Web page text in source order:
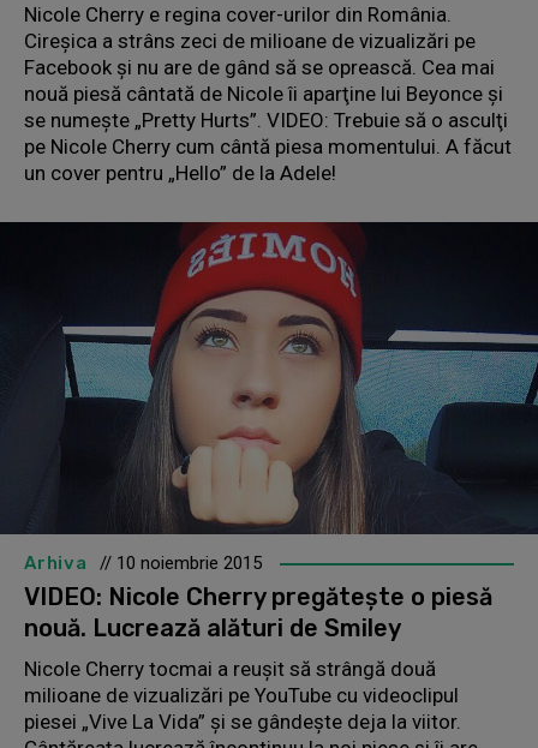
Nicole Cherry e regina cover-urilor din România.
Cireşica a strâns zeci de milioane de vizualizări pe
Facebook şi nu are de gând să se oprească. Cea mai
nouă piesă cântată de Nicole îi aparţine lui Beyonce şi
se numeşte „Pretty Hurts”. VIDEO: Trebuie să o asculţi
pe Nicole Cherry cum cântă piesa momentului. A făcut
un cover pentru „Hello” de la Adele!
Arhiva // 10 noiembrie 2015
VIDEO: Nicole Cherry pregăteşte o piesă
nouă. Lucrează alături de Smiley
Nicole Cherry tocmai a reuşit să strângă două
milioane de vizualizări pe YouTube cu videoclipul
piesei „Vive La Vida” şi se gândeşte deja la viitor.